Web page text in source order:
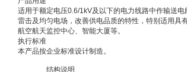
适用于额定电压0.6/1kV及以下的电力线路中作输送
雷击及均匀电场，改善供电品质的特性，特别适用具
航空航天监控中心、智能大厦等。
执行标准
本产品按企业标准设计制造。
结构说明